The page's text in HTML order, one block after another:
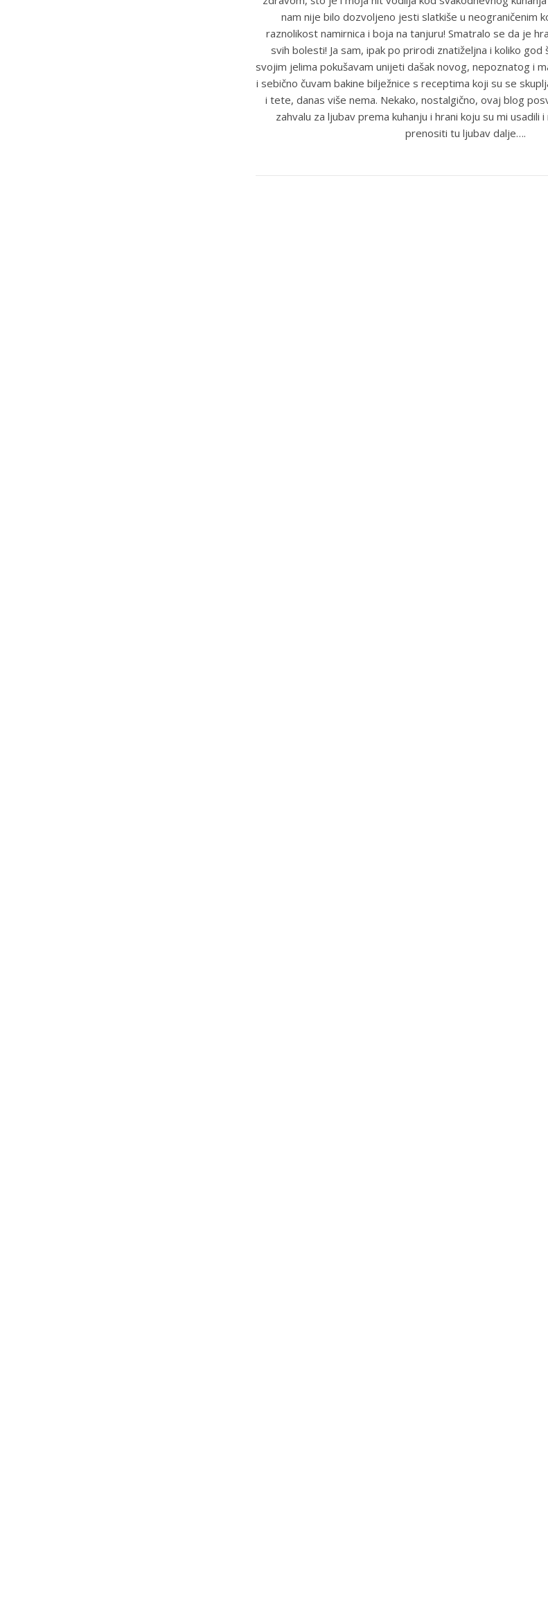
nam nije bilo dozvoljeno jesti slatkiše u neograničenim
raznolikost namirnica i boja na tanjuru! Smatralo se da je
svih bolesti! Ja sam, ipak po prirodi znatiželjna i koliko god
svojim jelima pokušavam unijeti dašak novog, nepoznatog i
i sebično čuvam bakine bilježnice s receptima koji su se
i tete, danas više nema. Nekako, nostalgično, ovaj blog
zahvalu za ljubav prema kuhanju i hrani koju su mi usadili i
prenositi tu ljubav dalje….